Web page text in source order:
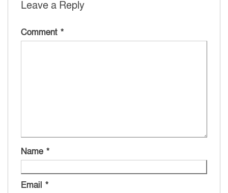
Leave a Reply
Comment *
Name *
Email *